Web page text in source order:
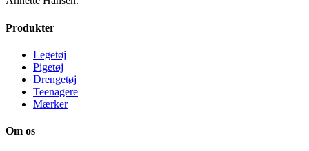
Produkter
Legetøj
Pigetøj
Drengetøj
Teenagere
Mærker
Om os